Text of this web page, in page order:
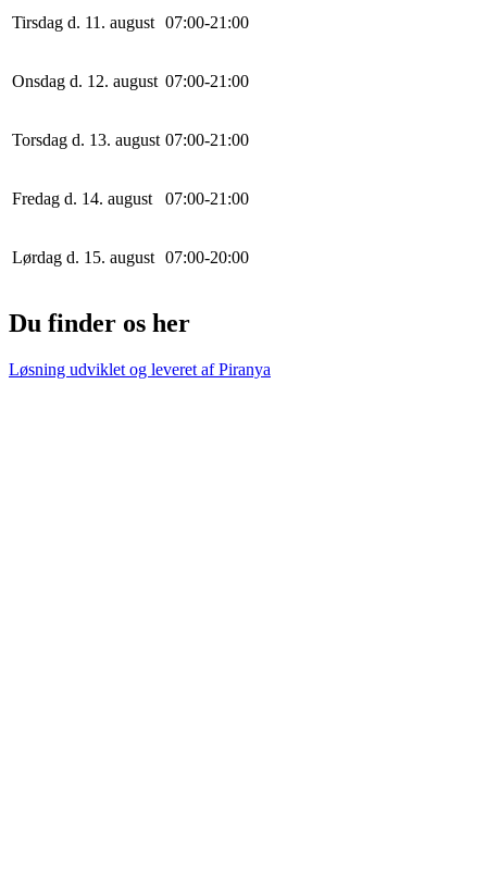
Tirsdag d. 11. august 07:00-21 :00
Onsdag d. 12. august 07:00-21 :00
Torsdag d. 13. august 07:00-21 :00
Fredag d. 14. august 07:00-21 :00
Lørdag d. 15. august 07:00-20:00
Du finder os her
Løsning udviklet og leveret afPiranya